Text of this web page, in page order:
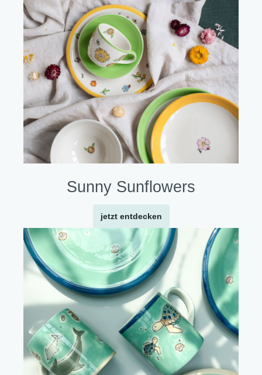
Sunny Sunflowers
jetzt entdecken